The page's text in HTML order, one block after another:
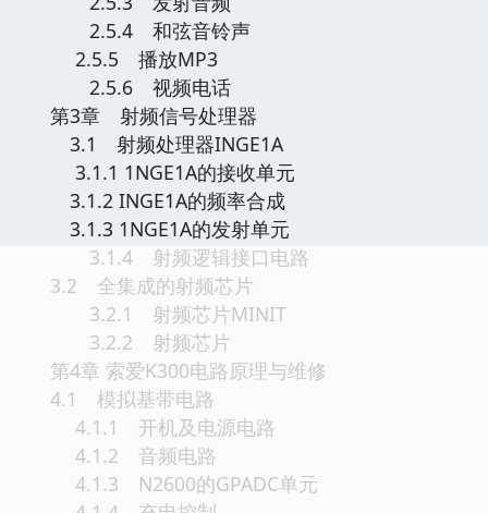
2.5.4 和弦音铃声
2.5.5 播放MP3
2.5.6 视频电话
第3章 射频信号处理器
3.1 射频处理器INGE1A
3.1.1 1NGE1A的接收单元
3.1.2 INGE1A的频率合成
3.1.3 1NGE1A的发射单元
3.1.4 射频逻辑接口电路
3.2 全集成的射频芯片
3.2.1 射频芯片MINIT
3.2.2 射频芯片
第4章 索爱K300电路原理与维修
4.1 模拟基带电路
4.1.1 开机及电源电路
4.1.2 音频电路
4.1.3 N2600的GPADC单元